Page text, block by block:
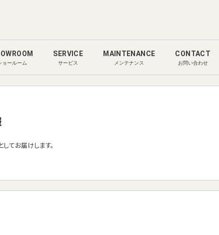
ョールーム
SERVICE
サービス
MAINTENANCE
メンテナンス
CONTACT
お問い合わせ
てお届けします。